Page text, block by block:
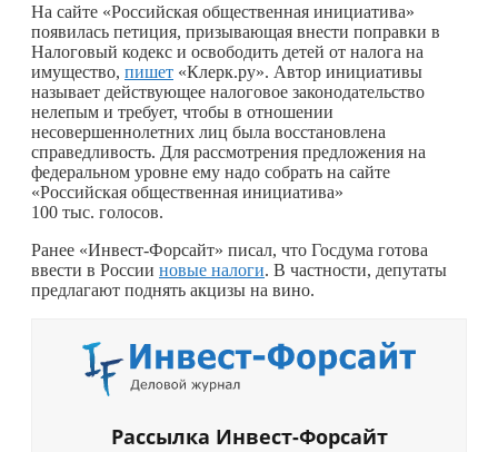
На сайте «Российская общественная инициатива»
появилась петиция, призывающая внести поправки в
Налоговый кодекс и освободить детей от налога на
имущество, пишет «Клерк.ру». Автор инициативы
называет действующее налоговое законодательство
нелепым и требует, чтобы в отношении
несовершеннолетних лиц была восстановлена
справедливость. Для рассмотрения предложения на
федеральном уровне ему надо собрать на сайте
«Российская общественная инициатива»
100 тыс. голосов.
Ранее «Инвест-Форсайт» писал, что Госдума готова
ввести в России новые налоги. В частности, депутаты
предлагают поднять акцизы на вино.
Рассылка Инвест-Форсайт